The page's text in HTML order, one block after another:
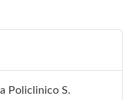
Policlinico S.